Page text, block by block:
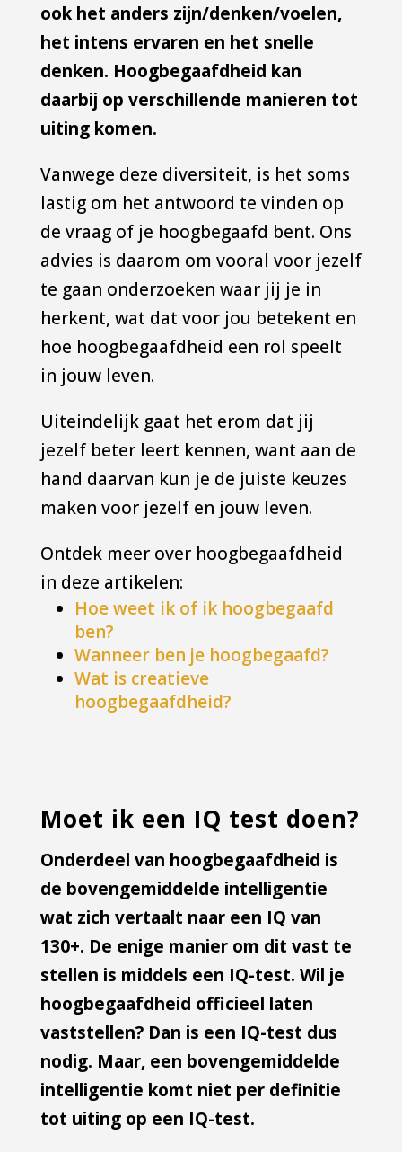
ook het anders zijn/denken/voelen,
het intens ervaren en het snelle
denken. Hoogbegaafdheid kan
daarbij op verschillende manieren tot
uiting komen.
Vanwege deze diversiteit, is het soms
lastig om het antwoord te vinden op
de vraag of je hoogbegaafd bent. Ons
advies is daarom om vooral voor jezelf
te gaan onderzoeken waar jij je in
herkent, wat dat voor jou betekent en
hoe hoogbegaafdheid een rol speelt
in jouw leven.
Uiteindelijk gaat het erom dat jij
jezelf beter leert kennen, want aan de
hand daarvan kun je de juiste keuzes
maken voor jezelf en jouw leven.
Ontdek meer over hoogbegaafdheid
in deze artikelen:
Hoe weet ik of ik hoogbegaafd
ben?
Wanneer ben je hoogbegaafd?
Wat is creatieve
hoogbegaafdheid?
Moet ik een IQ test doen?
Onderdeel van hoogbegaafdheid is
de bovengemiddelde intelligentie
wat zich vertaalt naar een IQ van
130+. De enige manier om dit vast te
stellen is middels een IQ-test. Wil je
hoogbegaafdheid officieel laten
vaststellen? Dan is een IQ-test dus
nodig. Maar, een bovengemiddelde
intelligentie komt niet per definitie
tot uiting op een IQ-test.